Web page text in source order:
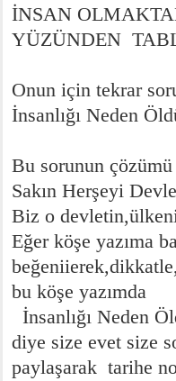
İNSAN
YÜZÜNDEN
Onun için tekrar
İnsanlığı Neden
Bu sorunun
Sakın Herşeyi
Biz o
Eğer köşe yazıma
bu köşe yazımda
İnsanlığı Neden
diye size evet size
paylaşarak tarihe